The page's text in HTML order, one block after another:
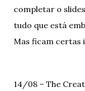
completar o
tudo que está
Mas ficam certas
14/08 – The